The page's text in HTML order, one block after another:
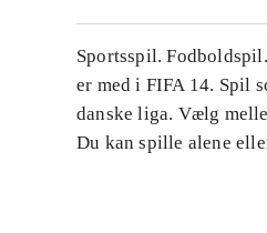
Sportsspil.
er med i FIFA 14. Spil
danske liga. Vælg
Du kan spille alene